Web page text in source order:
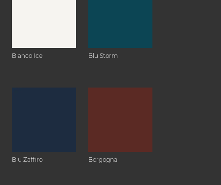
Bianco Ice Blu Storm
Blu Zaffiro Borgogna